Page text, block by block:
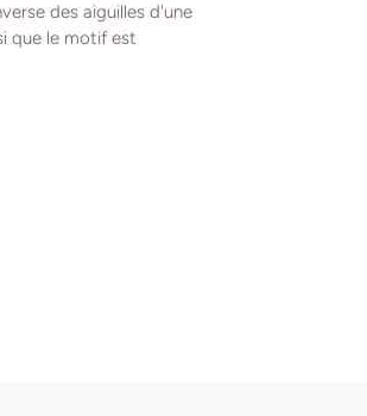
des aiguilles d'une
que le motif est